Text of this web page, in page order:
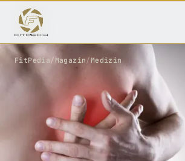
FitPedia / Magazin/Medizin